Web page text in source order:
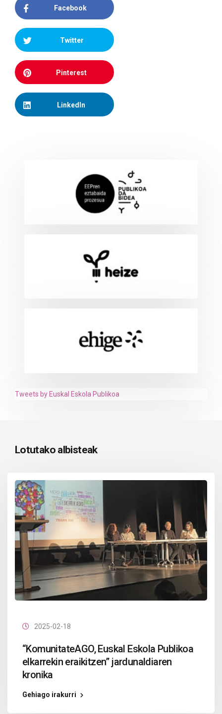
Facebook
Twitter
Pinterest
LinkedIn
Tweets by Euskal Eskola Publikoa
Lotutako albisteak
2025-02-18
“KomunitateAGO, Euskal Eskola Publikoa
elkarrekin eraikitzen” jardunaldiaren
kronika
Gehiago irakurri